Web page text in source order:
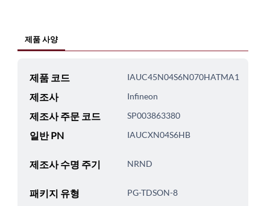
제품 사양
제품 코드 IAUC45N04S6N070HATMA1
제조사 Infineon
제조사 주문 코드 SP003863380
일반 PN IAUCXN04S6HB
제조사 수명 주기 NRND
패키지 유형 PG-TDSON-8